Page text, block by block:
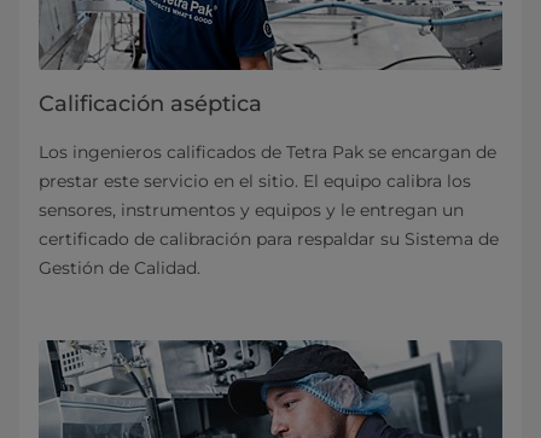
Calificación aséptica
Los ingenieros calificados de Tetra Pak se encargan de
prestar este servicio en el sitio. El equipo calibra los
sensores, instrumentos y equipos y le entregan un
certificado de calibración para respaldar su Sistema de
Gestión de Calidad.